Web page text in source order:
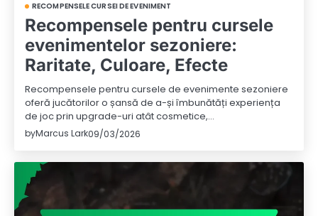
RECOMPENSELE CURSEI DE EVENIMENT
Recompensele pentru cursele
evenimentelor sezoniere:
Raritate, Culoare, Efecte
Recompensele pentru cursele de evenimente sezoniere
oferă jucătorilor o șansă de a-și îmbunătăți experiența
de joc prin upgrade-uri atât cosmetice,…
byMarcus Lark09/03/2026